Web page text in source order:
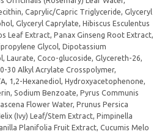
Caprylic/Capric Triglyceride, Glyceryl
Glyceryl Caprylate, Hibiscus Esculentus
Leaf Extract, Panax Ginseng Root Extract,
Glycol, Dipotassium
Laurate, Coco-glucoside, Glycereth-26,
30 Alkyl Acrylate Crosspolymer,
1,2-Hexanediol, Hydroxyacetophenone,
Sodium Benzoate, Pyrus Communis
Flower Water, Prunus Persica
(Ivy) Leaf/Stem Extract, Pimpinella
Planifolia Fruit Extract, Cucumis Melo